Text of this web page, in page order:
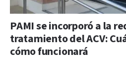
PAMI se incorporó a la
tratamiento del ACV:
cómo funcionará